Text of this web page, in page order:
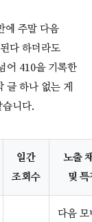
에 주말 다음
다 하더라도
어 410을 기록한
글 하나 없는 게
니다.
일간
조회수
노출
및 특
다음 모